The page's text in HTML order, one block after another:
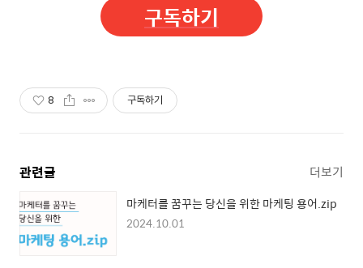
구독하기
8 구독하기
관련글 더보기
마케터를 꿈꾸는 당신을 위한 마케팅 용어.zip
2024.10.01